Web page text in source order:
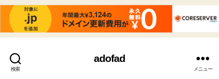
検索
adofad
メニュー